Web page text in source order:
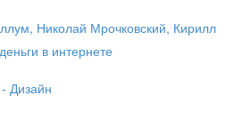
Николай Мрочковский, Кирилл
в интернете
Дизайн